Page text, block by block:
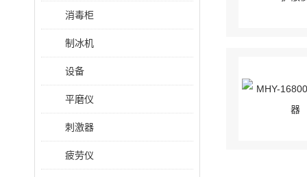
消毒柜
制冰机
设备
平磨仪
刺激器
疲劳仪